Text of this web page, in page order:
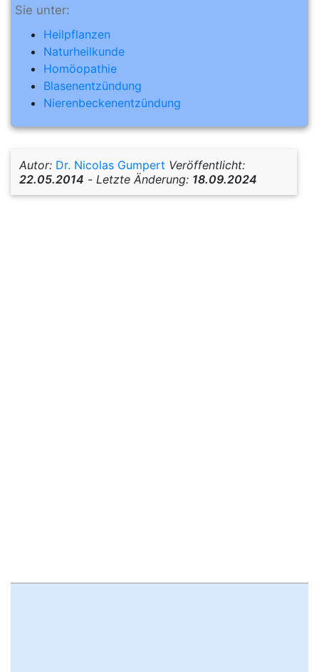
Sie unter:
Heilpflanzen
Naturheilkunde
Homöopathie
Blasenentzündung
Nierenbeckenentzündung
Autor: Dr. Nicolas Gumpert Veröffentlicht:
22.05.2014 - Letzte Änderung: 18.09.2024